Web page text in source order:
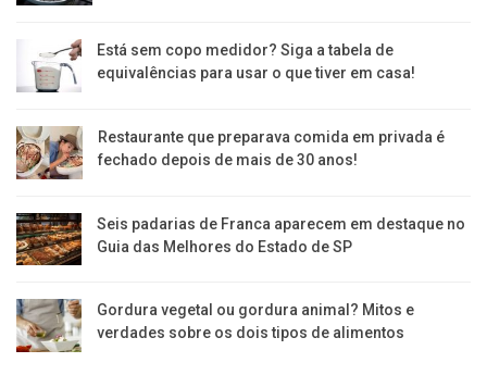
Está sem copo medidor? Siga a tabela de
equivalências para usar o que tiver em casa!
Restaurante que preparava comida em privada é
fechado depois de mais de 30 anos!
Seis padarias de Franca aparecem em destaque no
Guia das Melhores do Estado de SP
Gordura vegetal ou gordura animal? Mitos e
verdades sobre os dois tipos de alimentos